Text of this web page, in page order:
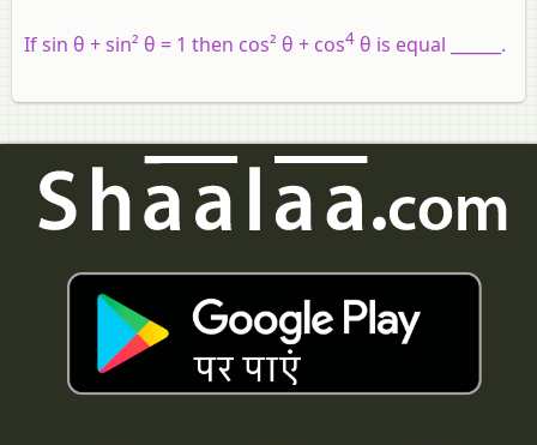
If sin θ + sin² θ = 1 then cos² θ + cos4 θ is equal ______.